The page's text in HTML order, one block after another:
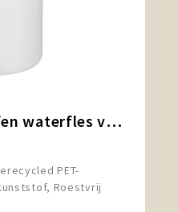
Oregon 400 ml effen waterfles van RCS gecertificeerd gerecycled plastic met karabijnhaak
PET-
Roestvrij